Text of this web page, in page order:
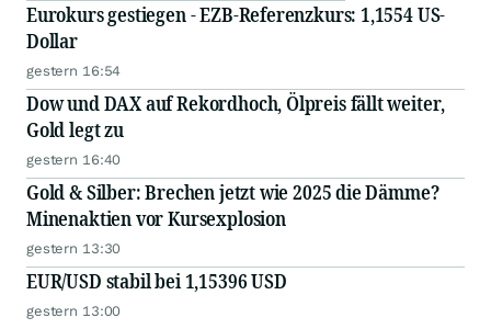
Eurokurs gestiegen - EZB-Referenzkurs: 1,1554 US-
Dollar
gestern 16:54
Dow und DAX auf Rekordhoch, Ölpreis fällt weiter,
Gold legt zu
gestern 16:40
Gold & Silber: Brechen jetzt wie 2025 die Dämme?
Minenaktien vor Kursexplosion
gestern 13:30
EUR/USD stabil bei 1,15396 USD
gestern 13:00